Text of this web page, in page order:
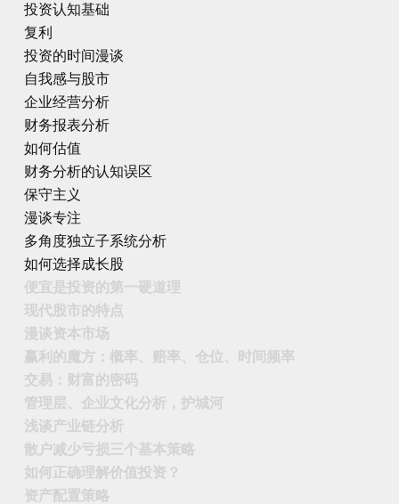
投资认知基础
复利
投资的时间漫谈
自我感与股市
企业经营分析
财务报表分析
如何估值
财务分析的认知误区
保守主义
漫谈专注
多角度独立子系统分析
如何选择成长股
便宜是投资的第一硬道理
现代股市的特点
漫谈资本市场
赢利的魔方：概率、赔率、仓位、时间频率
交易：财富的密码
管理层、企业文化分析，护城河
浅谈产业链分析
散户减少亏损三个基本策略
如何正确理解价值投资？
资产配置策略